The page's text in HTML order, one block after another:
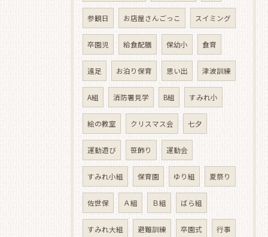
参観日 お店屋さんごっこ スイミング
卒園児 給食配膳 保幼小 食育
遠足 お泊り保育 思い出 津波訓練
A組 消防署見学 B組 すみれ小
絵の教室 クリスマス会 七夕
運動遊び 笹飾り 運動会
すみれ小組 保育園 ゆり組 夏祭り
佐世保 Ａ組 Ｂ組 ばら組
すみれ大組 避難訓練 卒園式 行事